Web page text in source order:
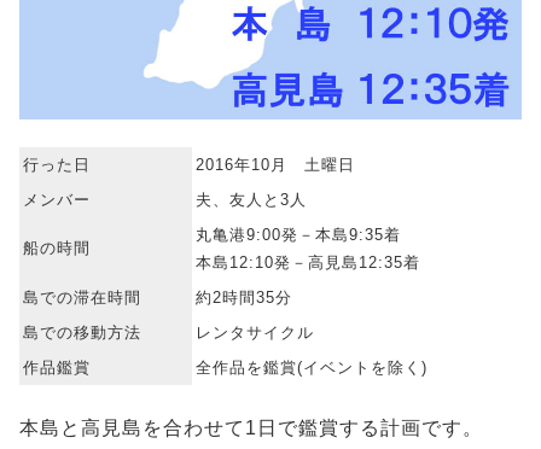
行った日
2016年10月 土曜日
メンバー
夫、友人と3人
船の時間
丸亀港9:00発－本島9:35着
本島12:10発－高見島12:35着
島での滞在時間
約2時間35分
島での移動方法
レンタサイクル
作品鑑賞
全作品を鑑賞(イベントを除く)
本島と高見島を合わせて1日で鑑賞する計画です。